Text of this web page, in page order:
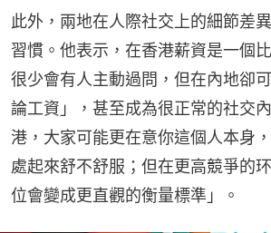
此外，兩地在人際社交上的細節差
習慣。他表示，在香港薪資是一個
很少會有人主動過問，但在內地卻
論工資」，甚至成為很正常的社交
港，大家可能更在意你這個人本身
處起來舒不舒服；但在更高競爭的
位會變成更直觀的衡量標準」。